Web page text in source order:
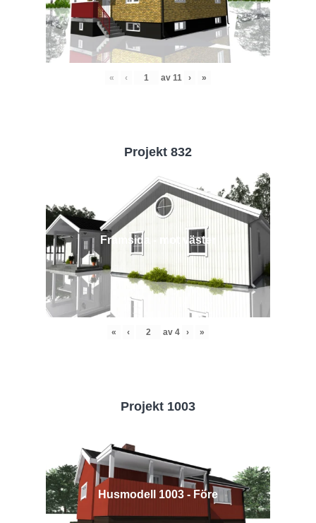
« ‹ av 11 › »
Projekt 832
Framsida - mot väster
« ‹ av 4 › »
Projekt 1003
Husmodell 1003 - Före